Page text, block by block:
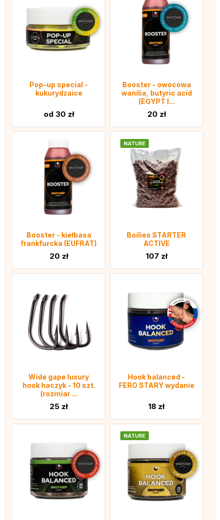
Pop-up special -
kukurydzaice
od 30 zł
Booster - owocowa
wanilia, butyric acid
(EGYPT I...
20 zł
Booster - kiełbasa
frankfurcka (EUFRAT)
20 zł
NATURE
Boilies STARTER
ACTIVE
107 zł
Wide gape luxury
hook haczyk - 10 szt.
(rozmiar ...
25 zł
Hook balanced -
FERO STARÝ wydanie
18 zł
NATURE